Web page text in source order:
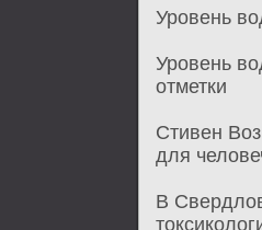
Уровень
Уровень
отметки
Стивен
для
В